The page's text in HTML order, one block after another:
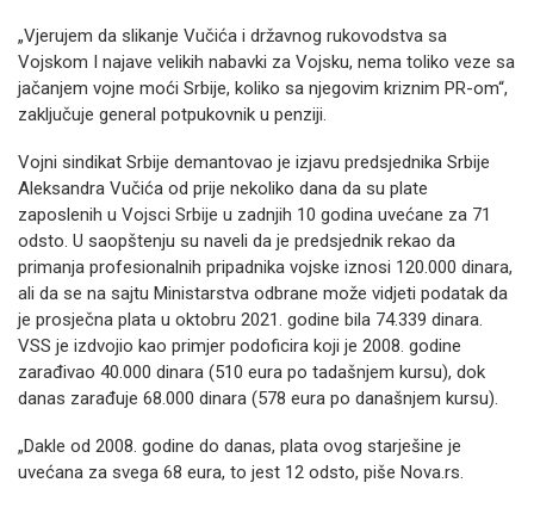
„Vjerujem da slikanje Vučića i državnog rukovodstva sa
Vojskom I najave velikih nabavki za Vojsku, nema toliko veze sa
jačanjem vojne moći Srbije, koliko sa njegovim kriznim PR-om“,
zaključuje general potpukovnik u penziji.
Vojni sindikat Srbije demantovao je izjavu predsjednika Srbije
Aleksandra Vučića od prije nekoliko dana da su plate
zaposlenih u Vojsci Srbije u zadnjih 10 godina uvećane za 71
odsto. U saopštenju su naveli da je predsjednik rekao da
primanja profesionalnih pripadnika vojske iznosi 120.000 dinara,
ali da se na sajtu Ministarstva odbrane može vidjeti podatak da
je prosječna plata u oktobru 2021. godine bila 74.339 dinara.
VSS je izdvojio kao primjer podoficira koji je 2008. godine
zarađivao 40.000 dinara (510 eura po tadašnjem kursu), dok
danas zarađuje 68.000 dinara (578 eura po današnjem kursu).
„Dakle od 2008. godine do danas, plata ovog starješine je
uvećana za svega 68 eura, to jest 12 odsto, piše Nova.rs.